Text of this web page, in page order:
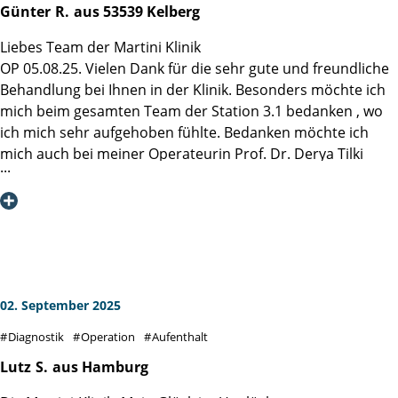
betonen, wie wichtig es ist, sich in eine Spezialklinik zu
begeben, die genau auf dieses Krankheitsbild fokussiert ist
– das macht einen riesigen Unterschied im gesamten
Behandlungs- und Genesungsverlauf.
Ich fühle mich heute bestens versorgt und kann die
Martini-Klinik uneingeschränkt weiterempfehlen. Vielen
Dank an das gesamte Team!
histologischen Befund, der mich mit großer Gelassenheit in
Ich bin der Martini-Klinik, Herrn. Prof. Steuber und allen,
wirklich allen Mitarbeitern dankbar, dass sie mich und
meine Ehefrau durch diese schwere Zeit geführt haben,
sehr einfühlsam, immer die nächsten Schritte erklärend
und alle Aussagen und Termine einhaltend. - Das "Martini-
Prinzip" wurde bei mir konsistent eingehalten!
Günter R. aus 53539 Kelberg
Liebes Team der Martini Klinik
OP 05.08.25. Vielen Dank für die sehr gute und freundliche
Behandlung bei Ihnen in der Klinik. Besonders möchte ich
mich beim gesamten Team der Station 3.1 bedanken , wo
ich mich sehr aufgehoben fühlte. Bedanken möchte ich
mich auch bei meiner Operateurin Prof. Dr. Derya Tilki
Liebe Grüße nach Hamburg
02. September 2025
Diagnostik Operation Aufenthalt
Lutz S. aus Hamburg